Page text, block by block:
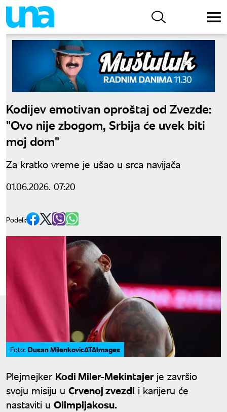
Kodijev emotivan oproštaj od Zvezde:
"Ovo nije zbogom, Srbija će uvek biti
moj dom"
Za kratko vreme je ušao u srca navijača
01.06.2026. 07:20
Podeli:
Foto: Dusan MilenkovicATAImages
Plejmejker Kodi Miler-Mekintajerje završio
svoju misiju u Crvenoj zvezdi i karijeru će
nastaviti u Olimpijakosu.